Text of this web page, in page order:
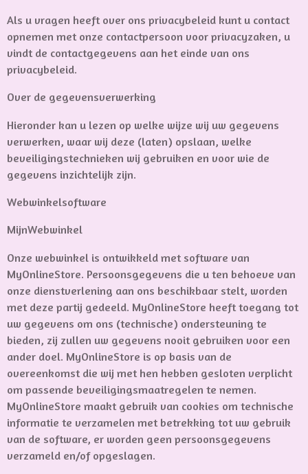
Als u vragen heeft over ons privacybeleid kunt u contact
opnemen met onze contactpersoon voor privacyzaken, u
vindt de contactgegevens aan het einde van ons
privacybeleid.
Over de gegevensverwerking
Hieronder kan u lezen op welke wijze wij uw gegevens
verwerken, waar wij deze (laten) opslaan, welke
beveiligingstechnieken wij gebruiken en voor wie de
gegevens inzichtelijk zijn.
Webwinkelsoftware
MijnWebwinkel
Onze webwinkel is ontwikkeld met software van
MyOnlineStore. Persoonsgegevens die u ten behoeve van
onze dienstverlening aan ons beschikbaar stelt, worden
met deze partij gedeeld. MyOnlineStore heeft toegang tot
uw gegevens om ons (technische) ondersteuning te
bieden, zij zullen uw gegevens nooit gebruiken voor een
ander doel. MyOnlineStore is op basis van de
overeenkomst die wij met hen hebben gesloten verplicht
om passende beveiligingsmaatregelen te nemen.
MyOnlineStore maakt gebruik van cookies om technische
informatie te verzamelen met betrekking tot uw gebruik
van de software, er worden geen persoonsgegevens
verzameld en/of opgeslagen.